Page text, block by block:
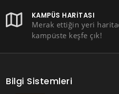
KAMPÜS HARITASI
Merak ettiğin yeri
kampüste keşfe çık!
Bilgi Sistemleri